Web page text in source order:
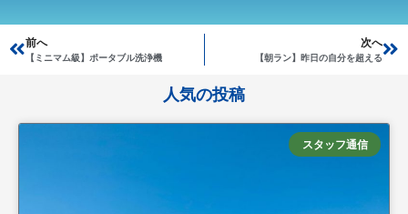
Prev
前へ
【ミニマム級】ポータブル洗浄機
次へ
【朝ラン】昨日の自分を超える
人気の投稿
スタッフ通信